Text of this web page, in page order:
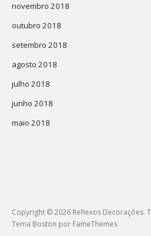
novembro 2018
outubro 2018
setembro 2018
agosto 2018
julho 2018
junho 2018
maio 2018
Copyright © 2026 Reflexos Decorações.
Tema Boston por FameThemes